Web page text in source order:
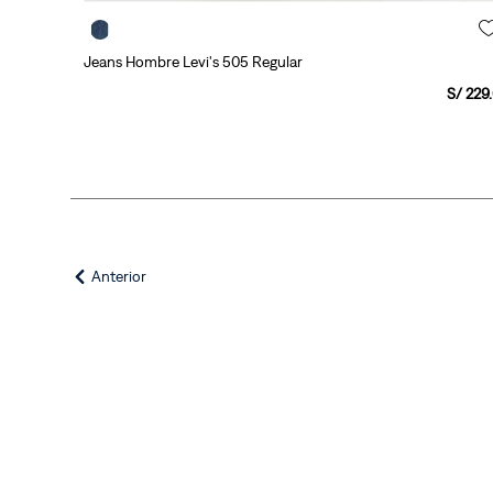
Jeans Hombre Levi's 505 Regular
S/229.
Anterior